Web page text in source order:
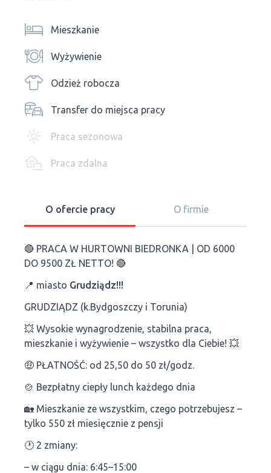
Mieszkanie
Wyżywienie
Odzież robocza
Transfer do miejsca pracy
Praca sezonowa
Praca zdalna
O ofercie pracy O firmie
🔴 PRACA W HURTOWNI BIEDRONKA | OD 6000
DO 9500 ZŁ NETTO! 🔴
📍 miasto Grudziądz!!!
GRUDZIĄDZ (k.Bydgoszczy i Torunia)
💥 Wysokie wynagrodzenie, stabilna praca,
mieszkanie i wyżywienie – wszystko dla Ciebie! 💥
🤑 PŁATNOŚĆ: od 25,50 do 50 zł/godz.
🍲 Bezpłatny ciepły lunch każdego dnia
🏡 Mieszkanie ze wszystkim, czego potrzebujesz –
tylko 550 zł miesięcznie z pensji
🕐 2 zmiany:
– w ciągu dnia: 6:45–15:00